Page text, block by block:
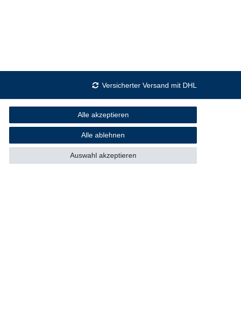
Versicherter Versand mit DHL
Sicher einkaufen
Alle akzeptieren
Alle ablehnen
Auswahl akzeptieren